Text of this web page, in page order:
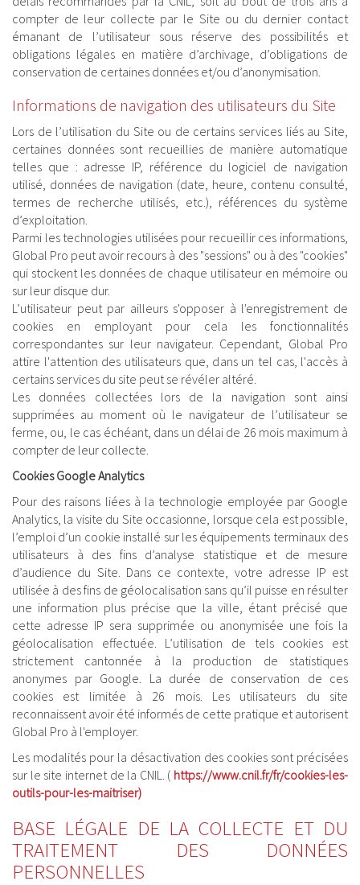
compter de leur collecte par le Site ou du dernier contact
émanant de l’utilisateur sous réserve des possibilités et
obligations légales en matière d’archivage, d’obligations de
conservation de certaines données et/ou d’anonymisation.
Informations de navigation des utilisateurs du Site
Lors de l’utilisation du Site ou de certains services liés au Site,
certaines données sont recueillies de manière automatique
telles que : adresse IP, référence du logiciel de navigation
utilisé, données de navigation (date, heure, contenu consulté,
termes de recherche utilisés, etc.), références du système
d’exploitation.
Parmi les technologies utilisées pour recueillir ces informations,
Global Pro peut avoir recours à des "sessions" ou à des "cookies"
qui stockent les données de chaque utilisateur en mémoire ou
sur leur disque dur.
L’utilisateur peut par ailleurs s'opposer à l'enregistrement de
cookies en employant pour cela les fonctionnalités
correspondantes sur leur navigateur. Cependant, Global Pro
attire l'attention des utilisateurs que, dans un tel cas, l'accès à
certains services du site peut se révéler altéré.
Les données collectées lors de la navigation sont ainsi
supprimées au moment où le navigateur de l’utilisateur se
ferme, ou, le cas échéant, dans un délai de 26 mois maximum à
compter de leur collecte.
Cookies Google Analytics
Pour des raisons liées à la technologie employée par Google
Analytics, la visite du Site occasionne, lorsque cela est possible,
l’emploi d’un cookie installé sur les équipements terminaux des
utilisateurs à des fins d’analyse statistique et de mesure
d’audience du Site. Dans ce contexte, votre adresse IP est
utilisée à des fins de géolocalisation sans qu’il puisse en résulter
une information plus précise que la ville, étant précisé que
cette adresse IP sera supprimée ou anonymisée une fois la
géolocalisation effectuée. L’utilisation de tels cookies est
strictement cantonnée à la production de statistiques
anonymes par Google. La durée de conservation de ces
cookies est limitée à 26 mois. Les utilisateurs du site
reconnaissent avoir été informés de cette pratique et autorisent
Global Pro à l'employer.
Les modalités pour la désactivation des cookies sont précisées
sur le site internet de la CNIL. ( https://www.cnil.fr/fr/cookies-les-
outils-pour-les-maitriser)
BASE LÉGALE DE LA COLLECTE ET DU
TRAITEMENT DES DONNÉES
PERSONNELLES